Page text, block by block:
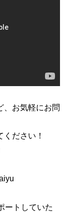
、お気軽にお問
ださい！
ートしていた